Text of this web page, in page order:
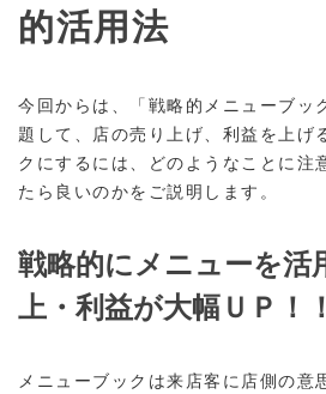
的活用法
今回からは、「戦略的メニューブッ
題して、店の売り上げ、利益を上げ
クにするには、どのようなことに注
たら良いのかをご説明します。
戦略的にメニューを活
上・利益が大幅ＵＰ！！
メニューブックは来店客に店側の意